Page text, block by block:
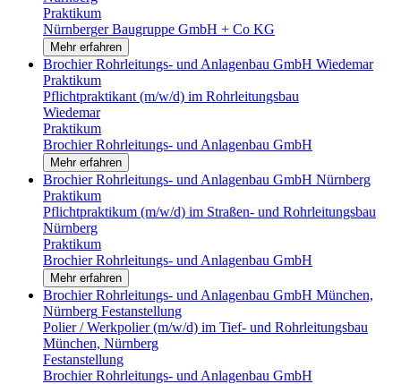
Praktikum
Nürnberger Baugruppe GmbH + Co KG
Mehr erfahren
Brochier Rohrleitungs- und Anlagenbau GmbH Wiedemar
Praktikum
Pflichtpraktikant (m/w/d) im Rohrleitungsbau
Wiedemar
Praktikum
Brochier Rohrleitungs- und Anlagenbau GmbH
Mehr erfahren
Brochier Rohrleitungs- und Anlagenbau GmbH Nürnberg
Praktikum
Pflichtpraktikum (m/w/d) im Straßen- und Rohrleitungsbau
Nürnberg
Praktikum
Brochier Rohrleitungs- und Anlagenbau GmbH
Mehr erfahren
Brochier Rohrleitungs- und Anlagenbau GmbH München,
Nürnberg Festanstellung
Polier / Werkpolier (m/w/d) im Tief- und Rohrleitungsbau
München, Nürnberg
Festanstellung
Brochier Rohrleitungs- und Anlagenbau GmbH